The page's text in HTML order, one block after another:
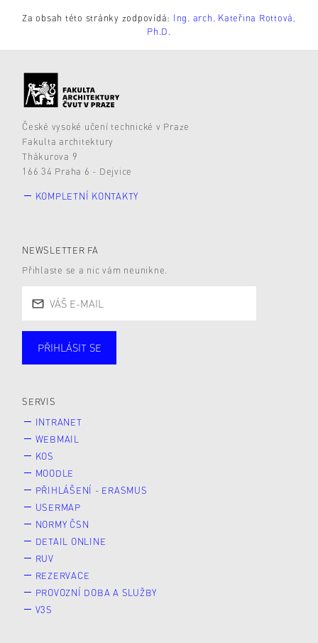
Za obsah této stránky zodpovídá: Ing. arch. Kateřina Rottová,
Ph.D.
České vysoké učení technické v Praze
Fakulta architektury
Thákurova 9
166 34 Praha 6 - Dejvice
KOMPLETNÍ KONTAKTY
NEWSLETTER FA
Přihlaste se a nic vám neunikne.
Studující
PŘIHLÁSIT SE
SERVIS
INTRANET
WEBMAIL
KOS
MOODLE
PŘIHLÁŠENÍ - ERASMUS
USERMAP
NORMY ČSN
DETAIL ONLINE
RUV
REZERVACE
PROVOZNÍ DOBA A SLUŽBY
V3S